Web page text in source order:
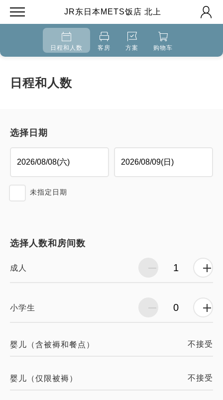
JR东日本METS饭店 北上
日程和人数 客房 方案 购物车
日程和人数
选择日期
未指定日期
选择人数和房间数
成人
小学生
婴儿（含被褥和餐点） 不接受
婴儿（仅限被褥） 不接受